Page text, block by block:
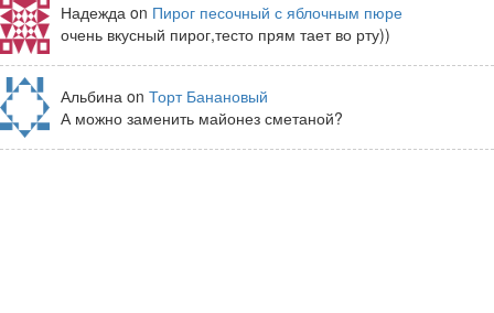
Надежда on Пирог песочный с яблочным пюре
очень вкусный пирог,тесто прям тает во рту))
Альбина on Торт Банановый
А можно заменить майонез сметаной?